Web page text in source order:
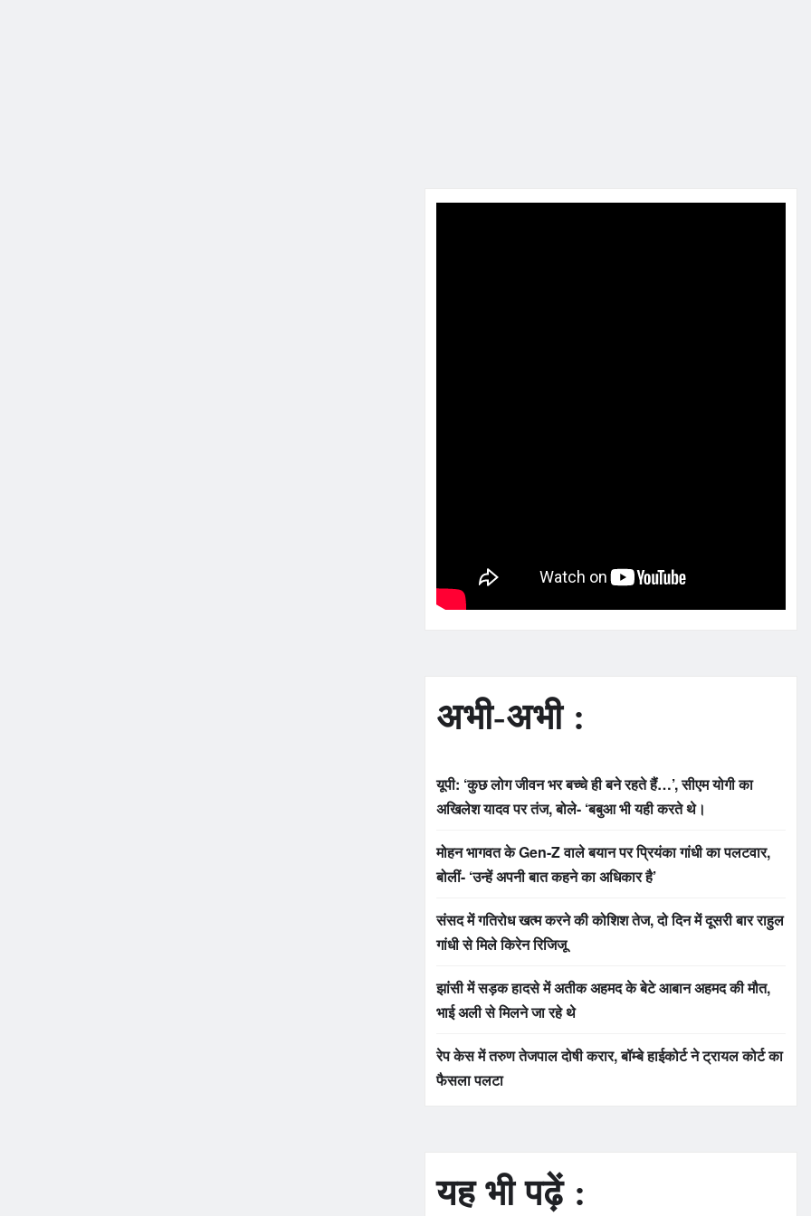
अभी-अभी :
यूपी: ‘कुछ लोग जीवन भर बच्चे ही बने रहते हैं…’, सीएम योगी का
अखिलेश यादव पर तंज, बोले- ‘बबुआ भी यही करते थे।
मोहन भागवत के Gen-Z वाले बयान पर प्रियंका गांधी का पलटवार,
बोलीं- ‘उन्हें अपनी बात कहने का अधिकार है’
संसद में गतिरोध खत्म करने की कोशिश तेज, दो दिन में दूसरी बार राहुल
गांधी से मिले किरेन रिजिजू
झांसी में सड़क हादसे में अतीक अहमद के बेटे आबान अहमद की मौत,
भाई अली से मिलने जा रहे थे
रेप केस में तरुण तेजपाल दोषी करार, बॉम्बे हाईकोर्ट ने ट्रायल कोर्ट का
फैसला पलटा
यह भी पढ़ें :